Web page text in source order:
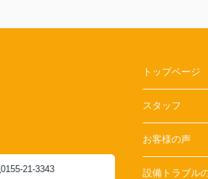
0155-21-3343
トップページ
スタッフ
お客様の声
設備トラブル